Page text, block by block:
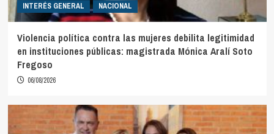
INTERÉS GENERAL NACIONAL
Violencia política contra las mujeres debilita legitimidad
en instituciones públicas: magistrada Mónica Aralí Soto
Fregoso
06/08/2026